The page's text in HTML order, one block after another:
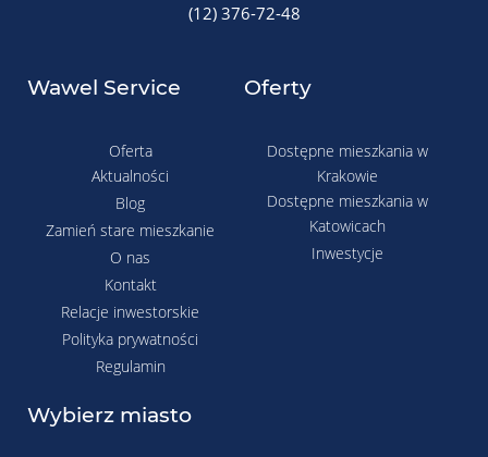
(12) 376-72-48
Wawel Service
Oferta
Aktualności
Blog
Zamień stare mieszkanie
O nas
Kontakt
Relacje inwestorskie
Polityka prywatności
Regulamin
Oferty
Dostępne mieszkania w
Krakowie
Dostępne mieszkania w
Katowicach
Inwestycje
Wybierz miasto